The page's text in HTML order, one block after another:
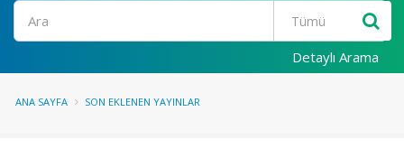
Ara
Detaylı Arama
ANA SAYFA SON EKLENEN YAYINLAR